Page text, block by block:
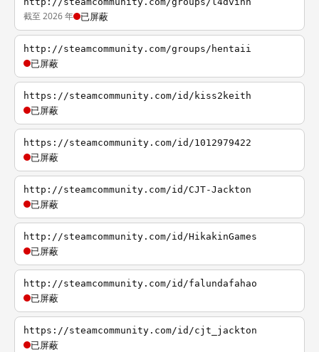
截至 2026 年 已屏蔽
http://steamcommunity.com/groups/hentaii
已屏蔽
https://steamcommunity.com/id/kiss2keith
已屏蔽
https://steamcommunity.com/id/1012979422
已屏蔽
http://steamcommunity.com/id/CJT-Jackton
已屏蔽
http://steamcommunity.com/id/HikakinGames
已屏蔽
http://steamcommunity.com/id/falundafahao
已屏蔽
https://steamcommunity.com/id/cjt_jackton
已屏蔽